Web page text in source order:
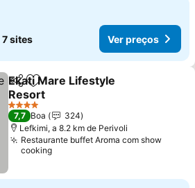
7 sites Ver preços
PartilharAdicionar aos favoritos
Ekati Mare Lifestyle
Resort
Ver preços
4 Estrelas
7,7 Boa
324
Lefkimi, a 8.2 km de Perivoli
Restaurante buffet Aroma com show
cooking